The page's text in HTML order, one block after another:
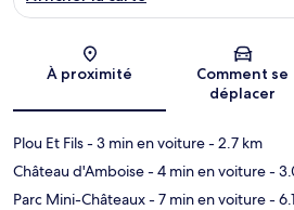
Carte
À proximité
Comment se
déplacer
Plou Et Fils- 3 min en voiture- 2.7 km
Château d'Amboise- 4 min en voiture-
Parc Mini-Châteaux- 7 min en voiture-